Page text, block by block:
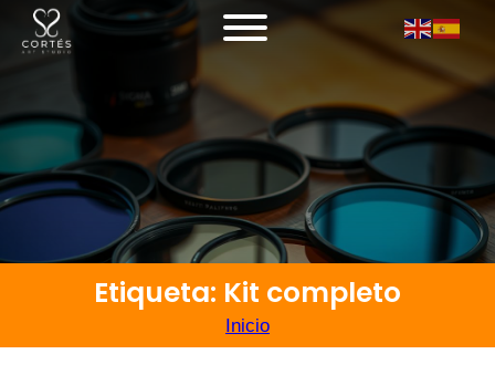
Etiqueta: Kit completo
Inicio